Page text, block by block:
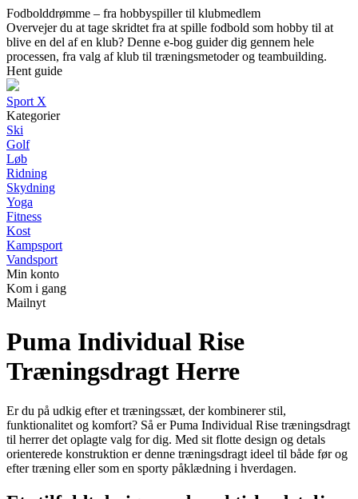
Fodbolddrømme – fra hobbyspiller til klubmedlem
Overvejer du at tage skridtet fra at spille fodbold som hobby til at
blive en del af en klub? Denne e-bog guider dig gennem hele
processen, fra valg af klub til træningsmetoder og teambuilding.
Hent guide
Sport X
Kategorier
Ski
Golf
Løb
Ridning
Skydning
Yoga
Fitness
Kost
Kampsport
Vandsport
Min konto
Kom i gang
Mailnyt
Puma Individual Rise
Træningsdragt Herre
Er du på udkig efter et træningssæt, der kombinerer stil,
funktionalitet og komfort? Så er Puma Individual Rise træningsdragt
til herrer det oplagte valg for dig. Med sit flotte design og detals
orienterede konstruktion er denne træningsdragt ideel til både før og
efter træning eller som en sporty påklædning i hverdagen.